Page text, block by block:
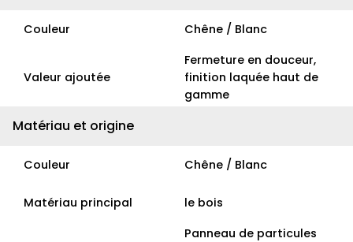
Couleur Chêne / Blanc
Valeur ajoutée
Fermeture en douceur,
finition laquée haut de
gamme
Matériau et origine
Couleur Chêne / Blanc
Matériau principal le bois
Panneau de particules